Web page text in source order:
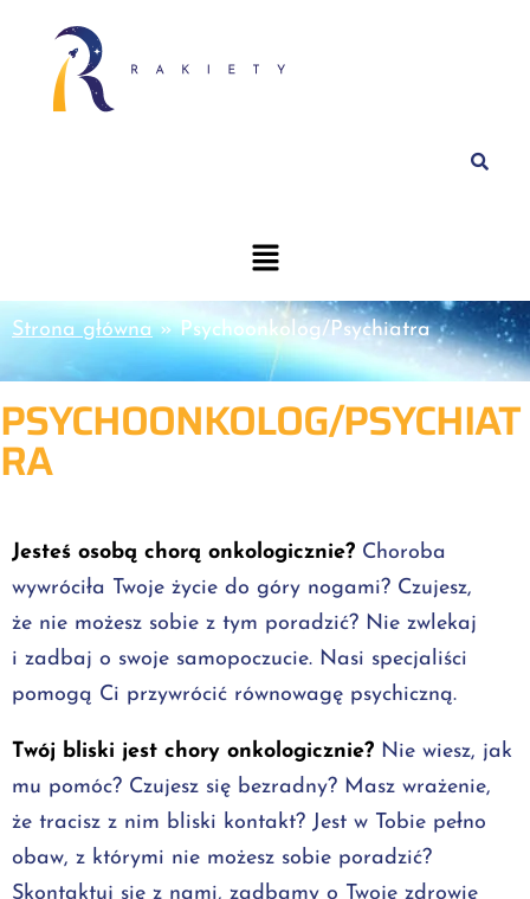
Strona główna»Psychoonkolog/Psychiatra
PSYCHOONKOLOG/PSYCHIAT
RA
Jesteś osobą chorą onkologicznie? Choroba
wywróciła Twoje życie do góry nogami? Czujesz,
że nie możesz sobie z tym poradzić? Nie zwlekaj
i zadbaj o swoje samopoczucie. Nasi specjaliści
pomogą Ci przywrócić równowagę psychiczną.
Twój bliski jest chory onkologicznie? Nie wiesz, jak
mu pomóc? Czujesz się bezradny? Masz wrażenie,
że tracisz z nim bliski kontakt? Jest w Tobie pełno
obaw, z którymi nie możesz sobie poradzić?
Skontaktuj się z nami, zadbamy o Twoje zdrowie